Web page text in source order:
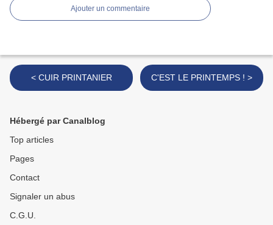
Ajouter un commentaire
< CUIR PRINTANIER C'EST LE PRINTEMPS ! >
Hébergé par Canalblog
Top articles
Pages
Contact
Signaler un abus
C.G.U.